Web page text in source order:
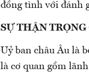
đồng tình với đánh
SỰ THẬN
Uỷ ban châu Âu là
là cơ quan gồm